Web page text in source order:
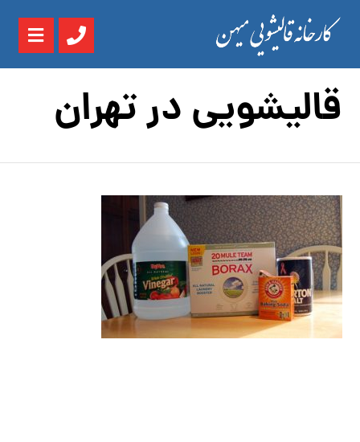
قالیشویی در تهران